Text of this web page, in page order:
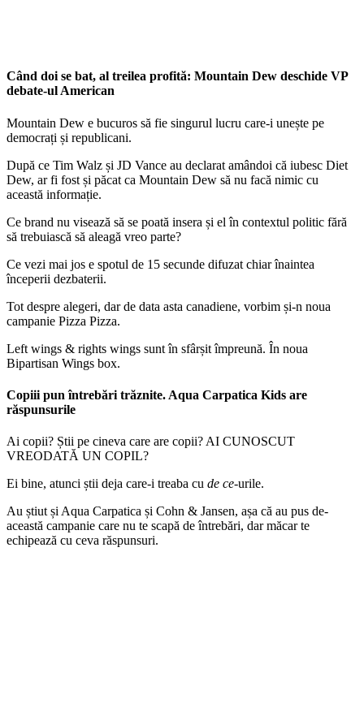
Când doi se bat, al treilea profită: Mountain Dew deschide VP
debate-ul American
Mountain Dew e bucuros să fie singurul lucru care-i unește pe
democrați și republicani.
După ce Tim Walz și JD Vance au declarat amândoi că iubesc Diet
Dew, ar fi fost și păcat ca Mountain Dew să nu facă nimic cu
această informație.
Ce brand nu visează să se poată insera și el în contextul politic fără
să trebuiască să aleagă vreo parte?
Ce vezi mai jos e spotul de 15 secunde difuzat chiar înaintea
începerii dezbaterii.
Tot despre alegeri, dar de data asta canadiene, vorbim și-n noua
campanie Pizza Pizza.
Left wings & rights wings sunt în sfârșit împreună. În noua
Bipartisan Wings box.
Copiii pun întrebări trăznite. Aqua Carpatica Kids are
răspunsurile
Ai copii? Știi pe cineva care are copii? AI CUNOSCUT
VREODATĂ UN COPIL?
Ei bine, atunci știi deja care-i treaba cu de ce-urile.
Au știut și Aqua Carpatica și Cohn & Jansen, așa că au pus de-
această campanie care nu te scapă de întrebări, dar măcar te
echipează cu ceva răspunsuri.